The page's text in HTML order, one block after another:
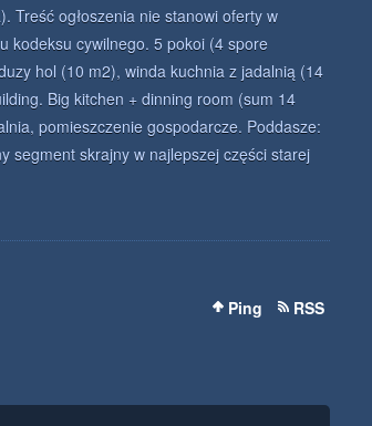
Treść ogłoszenia nie stanowi oferty w
kodeksu cywilnego. 5 pokoi (4 spore
hol (10 m2), winda kuchnia z jadalnią (14
Big kitchen + dinning room (sum 14
pomieszczenie gospodarcze. Poddasze:
segment skrajny w najlepszej części starej
Ping
RSS